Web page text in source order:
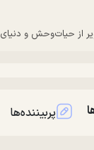
از حیات‌وحش و
پربیننده‌ها